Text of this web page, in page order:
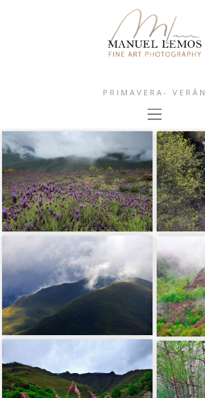
PRIMAVERA- VERÁN